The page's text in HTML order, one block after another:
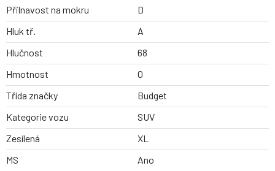
Přilnavost na mokru
D
Hluk tř.
A
Hlučnost
68
Hmotnost
0
Třída značky
Budget
Kategorie vozu
SUV
Zesílená
XL
MS
Ano